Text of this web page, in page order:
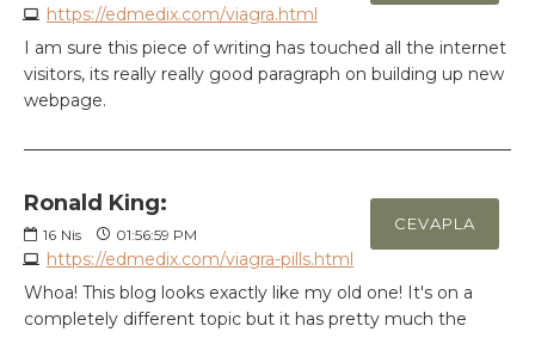
https://edmedix.com/viagra.html
I am sure this piece of writing has touched all the internet
visitors, its really really good paragraph on building up new
webpage.
Ronald King:
16 Nis 01:56:59 PM
https://edmedix.com/viagra-pills.html
CEVAPLA
Whoa! This blog looks exactly like my old one! It's on a
completely different topic but it has pretty much the